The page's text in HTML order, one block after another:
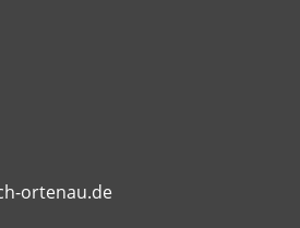
ortenau.de